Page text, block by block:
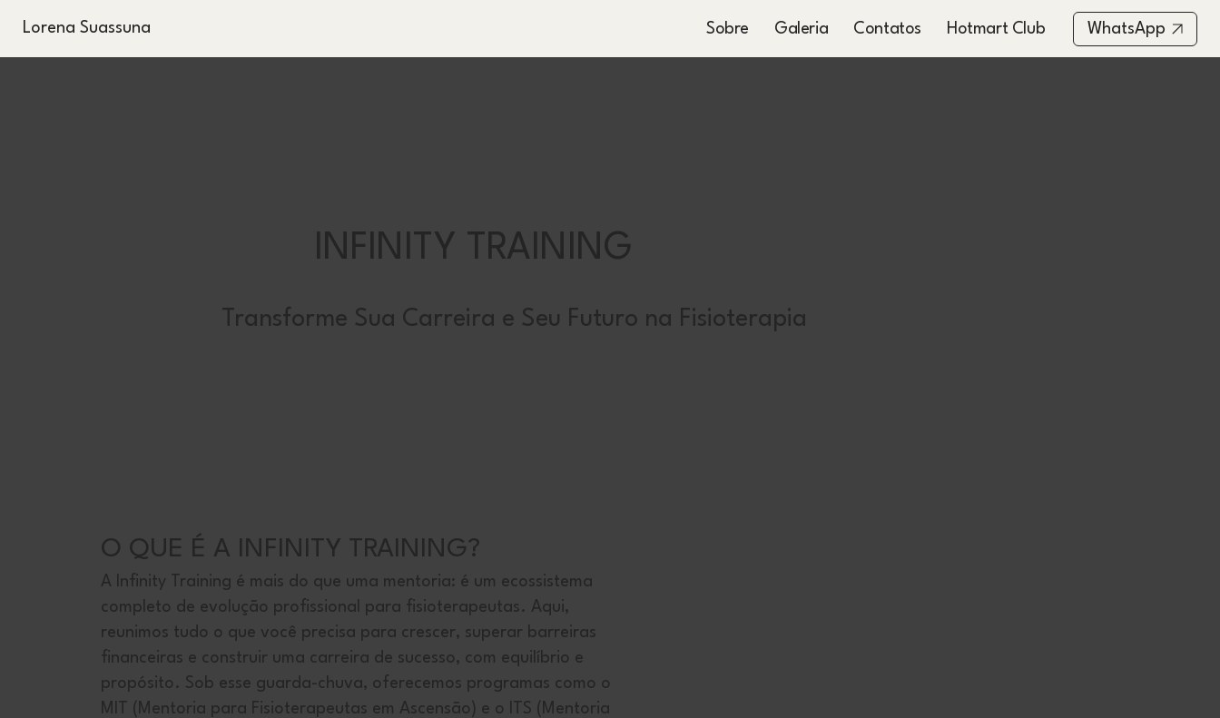
Lorena Suassuna Sobre Galeria Contatos Hotmart Club WhatsApp
INFINITY TRAINING
Transforme Sua Carreira e Seu Futuro na Fisioterapia
O QUE É A INFINITY TRAINING?
A Infinity Training é mais do que uma mentoria: é um ecossistema
completo de evolução profissional para fisioterapeutas. Aqui,
reunimos tudo o que você precisa para crescer, superar barreiras
financeiras e construir uma carreira de sucesso, com equilíbrio e
propósito. Sob esse guarda-chuva, oferecemos programas como o
MIT (Mentoria para Fisioterapeutas em Ascensão) e o ITS (Mentoria